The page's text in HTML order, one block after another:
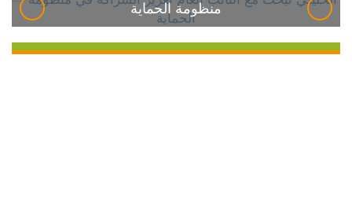
منظومة الحماية